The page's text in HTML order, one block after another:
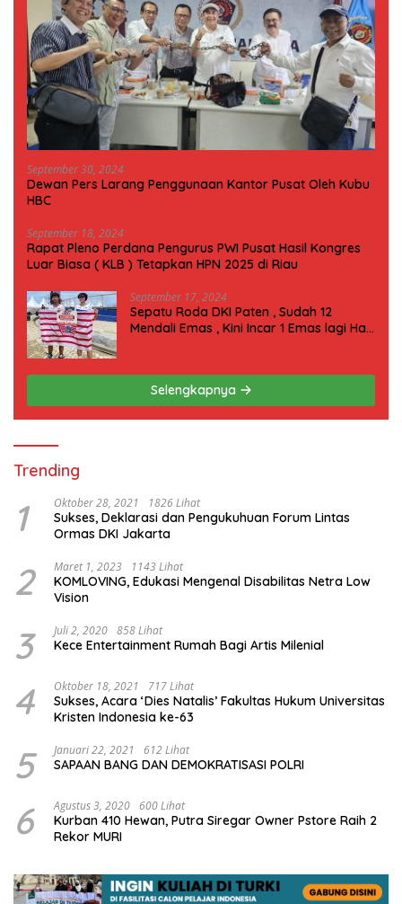
September 30, 2024
Dewan Pers Larang Penggunaan Kantor Pusat Oleh Kubu
HBC
September 18, 2024
Rapat Pleno Perdana Pengurus PWI Pusat Hasil Kongres
Luar Biasa ( KLB ) Tetapkan HPN 2025 di Riau
September 17, 2024
Sepatu Roda DKI Paten , Sudah 12
Mendali Emas , Kini Incar 1 Emas lagi Hari
Selengkapnya
Trending
1 Oktober 28, 2021 1826 Lihat
Sukses, Deklarasi dan Pengukuhuan Forum Lintas
Ormas DKI Jakarta
2 Maret 1, 2023 1143 Lihat
KOMLOVING, Edukasi Mengenal Disabilitas Netra Low
Vision
3 Juli 2, 2020 858 Lihat
Kece Entertainment Rumah Bagi Artis Milenial
4 Oktober 18, 2021 717 Lihat
Sukses, Acara ‘Dies Natalis’ Fakultas Hukum Universitas
Kristen Indonesia ke-63
5 Januari 22, 2021 612 Lihat
SAPAAN BANG DAN DEMOKRATISASI POLRI
6 Agustus 3, 2020 600 Lihat
Kurban 410 Hewan, Putra Siregar Owner Pstore Raih 2
Rekor MURI